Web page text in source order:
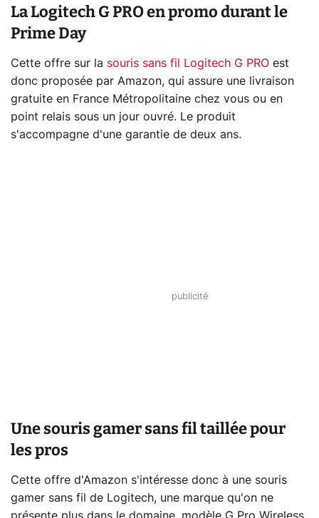
La Logitech G PRO en promo durant le
Prime Day
Cette offre sur la souris sans fil Logitech G PRO est
donc proposée par Amazon, qui assure une livraison
gratuite en France Métropolitaine chez vous ou en
point relais sous un jour ouvré. Le produit
s'accompagne d'une garantie de deux ans.
Une souris gamer sans fil taillée pour
les pros
Cette offre d'Amazon s'intéresse donc à une souris
gamer sans fil de Logitech, une marque qu'on ne